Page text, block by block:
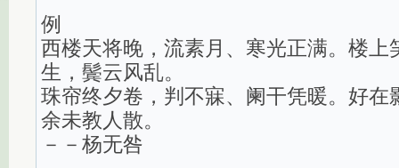
例
西楼天将晚，流素月、寒光正满。楼上
生，鬓云风乱。
珠帘终夕卷，判不寐、阑干凭暖。好在
余未教人散。
－－杨无咎